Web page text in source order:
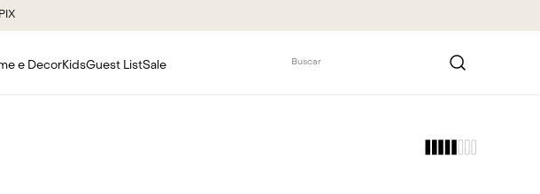
e DecorKidsGuest ListSale
Buscar